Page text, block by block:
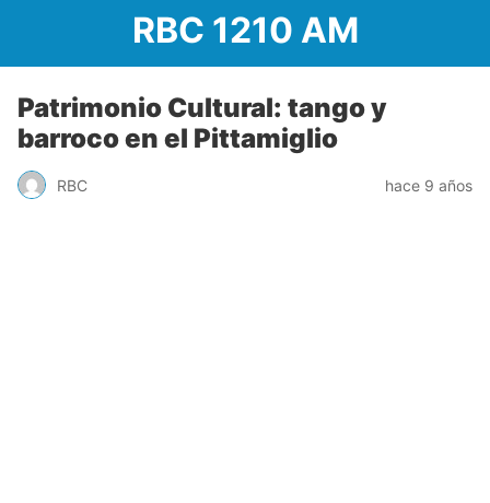
RBC 1210 AM
Patrimonio Cultural: tango y
barroco en el Pittamiglio
RBC hace 9 años